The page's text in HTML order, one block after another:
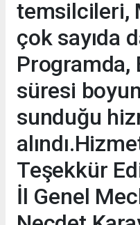
temsilcileri,
çok sayıda
Programda,
süresi
sunduğu
Teşekkür
İl Genel